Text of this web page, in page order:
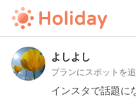
よしよし
プランにスポットを
インスタで話題に